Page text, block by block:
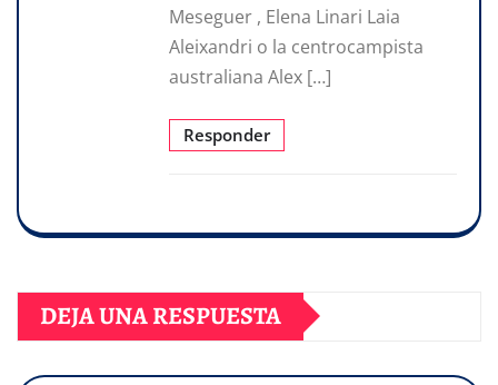
Meseguer , Elena Linari Laia
Aleixandri o la centrocampista
australiana Alex […]
Responder
DEJA UNA RESPUESTA